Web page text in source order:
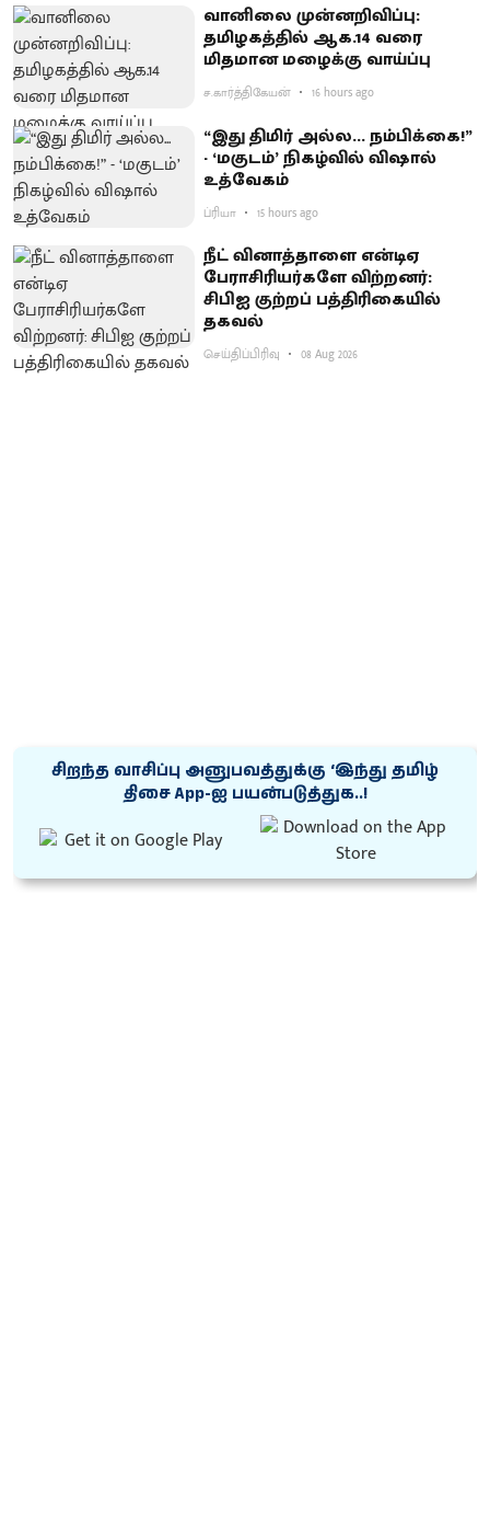
வானிலை முன்னறிவிப்பு:
தமிழகத்தில் ஆக.14 வரை
மிதமான மழைக்கு வாய்ப்பு
ச.கார்த்திகேயன் 16 hours ago
“இது திமிர் அல்ல... நம்பிக்கை!”
- ‘மகுடம்’ நிகழ்வில் விஷால்
உத்வேகம்
ப்ரியா 15 hours ago
நீட் வினாத்தாளை என்டிஏ
பேராசிரியர்களே விற்றனர்:
சிபிஐ குற்றப் பத்திரிகையில்
தகவல்
செய்திப்பிரிவு 08 Aug 2026
சிறந்த வாசிப்பு அனுபவத்துக்கு ‘இந்து தமிழ்
திசை App-ஐ பயன்படுத்துக..!